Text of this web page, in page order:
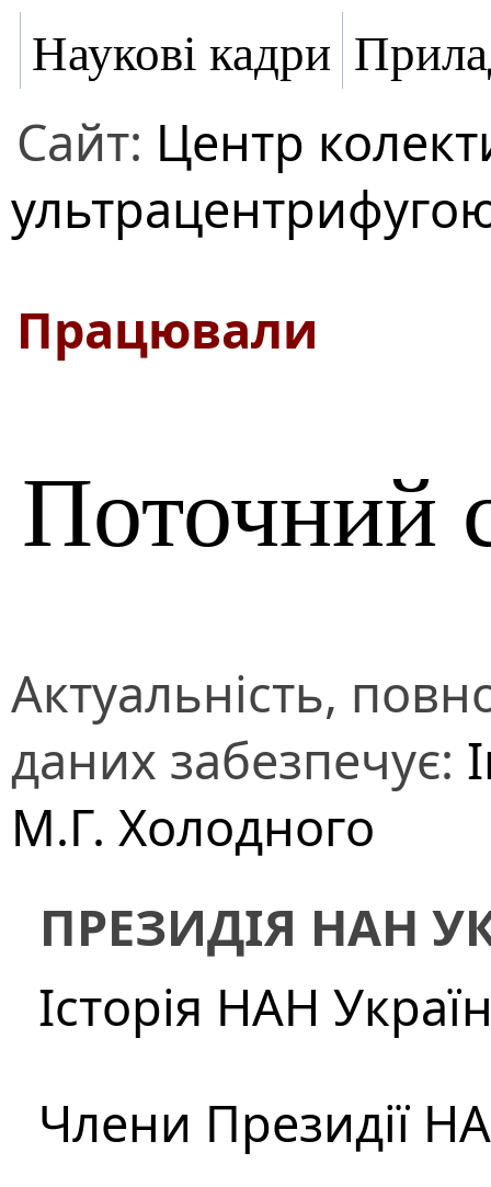
Наукові кадри
Сайт: Центр
Працювали
Поточний
Актуальність,
даних забезпечує:
М.Г. Холодного
ПРЕЗИДІЯ НАН
Історія НАН
Члени Президії